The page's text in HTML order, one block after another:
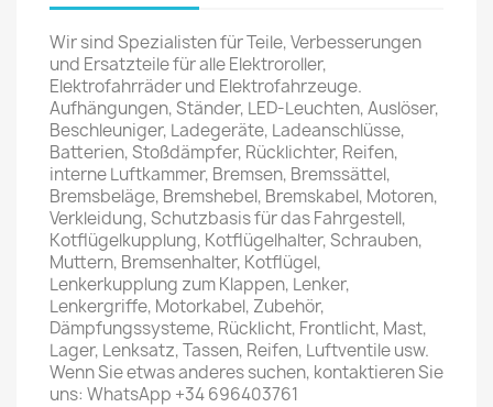
Wir sind Spezialisten für Teile, Verbesserungen
und Ersatzteile für alle Elektroroller,
Elektrofahrräder und Elektrofahrzeuge.
Aufhängungen, Ständer, LED-Leuchten, Auslöser,
Beschleuniger, Ladegeräte, Ladeanschlüsse,
Batterien, Stoßdämpfer, Rücklichter, Reifen,
interne Luftkammer, Bremsen, Bremssättel,
Bremsbeläge, Bremshebel, Bremskabel, Motoren,
Verkleidung, Schutzbasis für das Fahrgestell,
Kotflügelkupplung, Kotflügelhalter, Schrauben,
Muttern, Bremsenhalter, Kotflügel,
Lenkerkupplung zum Klappen, Lenker,
Lenkergriffe, Motorkabel, Zubehör,
Dämpfungssysteme, Rücklicht, Frontlicht, Mast,
Lager, Lenksatz, Tassen, Reifen, Luftventile usw.
Wenn Sie etwas anderes suchen, kontaktieren Sie
uns: WhatsApp +34 696403761